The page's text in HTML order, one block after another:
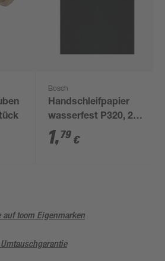
Bosch
Handschleifpapier
wasserfest P320, 230
x 280 mm
1,79 €
auf toom Eigenmarken